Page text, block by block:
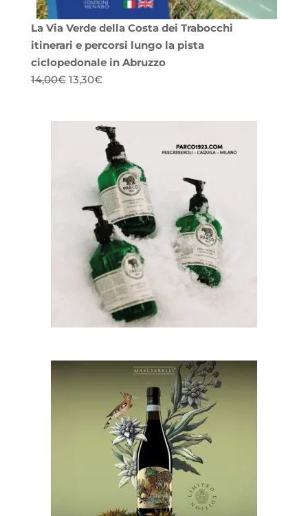
La Via Verde della Costa dei Trabocchi
itinerari e percorsi lungo la pista
ciclopedonale in Abruzzo
14,00€ Il
13,30€Il
è:
13,30€.